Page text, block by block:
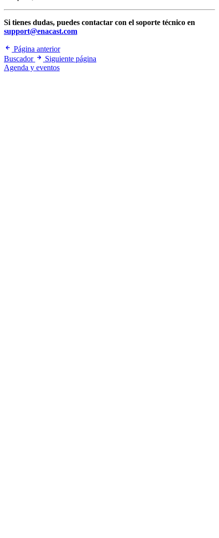
Si tienes dudas, puedes contactar con el soporte técnico en
support@enacast.com
Página anterior
Buscador
Siguiente página
Agenda y eventos